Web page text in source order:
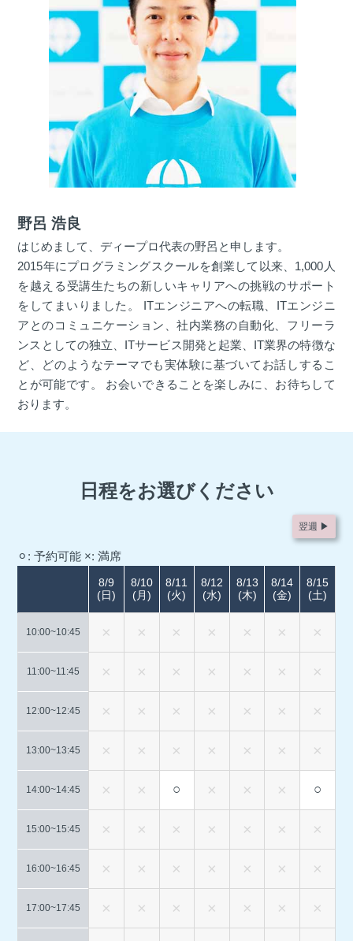
野呂 浩良
はじめまして、ディープロ代表の野呂と申します。
2015年にプログラミングスクールを創業して以来、1,000人
を越える受講生たちの新しいキャリアへの挑戦のサポート
をしてまいりました。 ITエンジニアへの転職、ITエンジニ
アとのコミュニケーション、社内業務の自動化、フリーラ
ンスとしての独立、ITサービス開発と起業、IT業界の特徴な
ど、どのようなテーマでも実体験に基づいてお話しするこ
とが可能です。 お会いできることを楽しみに、お待ちして
おります。
日程をお選びください
⚪︎: 予約可能 ×: 満席
翌週 ▶︎
10:00~10:45
11:00~11:45
12:00~12:45
13:00~13:45
14:00~14:45
15:00~15:45
16:00~16:45
17:00~17:45
8/9
(日)
8/10
(月)
8/11
(火)
○
8/12
(水)
8/13
(木)
8/14
(金)
8/15
(土)
○